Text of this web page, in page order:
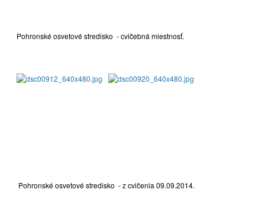
Pohronské osvetové stredisko - cvičebná miestnosť.
Pohronské osvetové stredisko - z cvičenia 09.09.2014.